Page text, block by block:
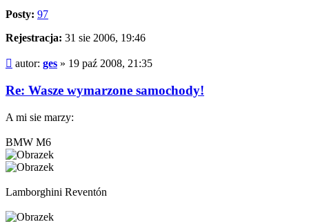
Posty: 97
Rejestracja: 31 sie 2006, 19:46
Post
autor: ges » 19 paź 2008, 21:35
Re: Wasze wymarzone samochody!
A mi sie marzy:
BMW M6
Lamborghini Reventón